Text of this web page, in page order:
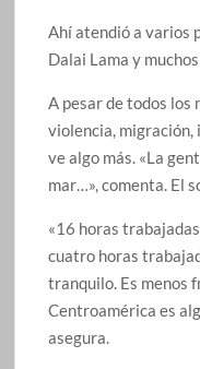
Ahí atendió a varios
Dalai Lama y
A pesar de todos los
violencia, migración,
ve algo más. «La
mar…», comenta. El
«16 horas
cuatro horas
tranquilo. Es menos
Centroamérica es
asegura.